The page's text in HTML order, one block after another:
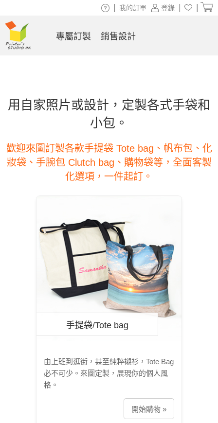
用自家照片或設計，定製各式手袋和
小包。
歡迎來圖訂製各款手提袋 Tote bag、帆布包、化
妝袋、手腕包 Clutch bag、購物袋等，全面客製
化選項，一件起訂。
手提袋/Tote bag
由上班到逛街，甚至純粹襯衫，Tote Bag
必不可少。來圖定製，展現你的個人風
格。
開始購物 »
登錄
我的訂單
專屬訂製 銷售設計